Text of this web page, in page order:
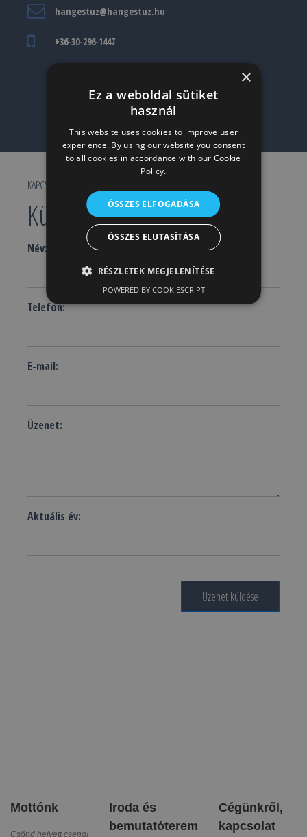
hangestuz@hangestuz.hu
+36-30-296-1447
KAPCSOLATFELVÉTEL
Küldjön üzenetet!
Név:
Telefon:
E-mail:
Üzenet:
Aktuális év:
Üzenet küldése
Mottónk
Csönd helyett csend!
Iroda és
bemutatóterem
Cégünkről,
kapcsolat
×
Ez a weboldal sütiket
használ
This website uses cookies to improve user
experience. By using our website you consent
to all cookies in accordance with our Cookie
Policy.
ÖSSZES ELFOGADÁSA
ÖSSZES ELUTASÍTÁSA
RÉSZLETEK MEGJELENÍTÉSE
POWERED BY COOKIESCRIPT